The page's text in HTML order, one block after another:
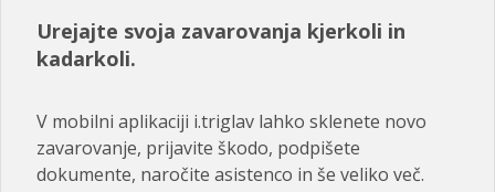
Urejajte svoja zavarovanja kjerkoli in
kadarkoli.
V mobilni aplikaciji i.triglav lahko sklenete novo
zavarovanje, prijavite škodo, podpišete
dokumente, naročite asistenco in še veliko več.